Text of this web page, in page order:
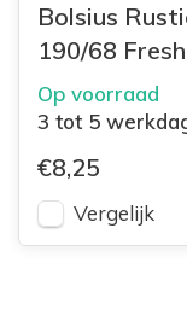
Bolsius
190/68
Op voorraad
3 tot 5
€8,25
Vergelijk